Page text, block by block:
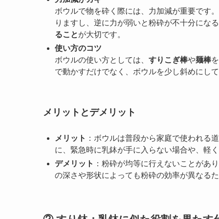
ボウルで物を砕く際には、力加減が重要です
りますし、逆に力が弱いと粉砕が不十分にな
ることが大切です。
使い方のコツ
ボウルの使い方としては、 すりこぎ棒や麺棒
で動かすだけでなく、ボウルを少し斜めにし
メリットとデメリット
メリット ：ボウルは普段から家庭で使われる
に、緊急時に乳鉢が手に入らない場合や、軽
デメリット ：粉砕が均等に行えないことがあ
の深さや形状によっても粉砕の効率が異なる